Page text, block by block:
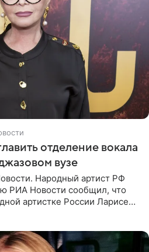
отделение вокала
вузе
Народный артист РФ
РИА Новости сообщил, что
артистке России Ларисе